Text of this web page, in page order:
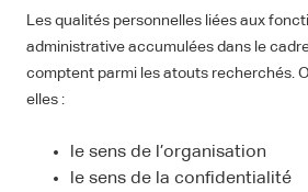
Les qualités personnelles liées aux
administrative accumulées dans le
comptent parmi les atouts recherchés.
elles :
le sens de l’organisation
le sens de la confidentialité